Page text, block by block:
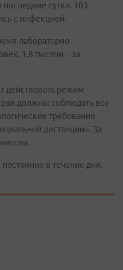
сутки. 103
с инфекцией.
лабораторно
1,8 тысячи – за
действовать режим
должны соблюдать все
требования –
дистанции». За
в течение дня.